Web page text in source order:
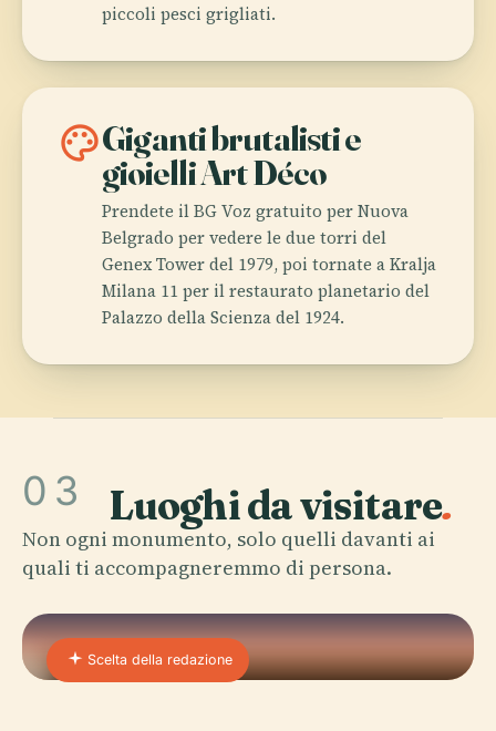
piccoli pesci grigliati.
paletteGiganti brutalisti e
gioielli Art Déco
Prendete il BG Voz gratuito per Nuova
Belgrado per vedere le due torri del
Genex Tower del 1979, poi tornate a Kralja
Milana 11 per il restaurato planetario del
Palazzo della Scienza del 1924.
03 Luoghi da visitare.
Non ogni monumento, solo quelli davanti ai
quali ti accompagneremmo di persona.
Scelta della redazione